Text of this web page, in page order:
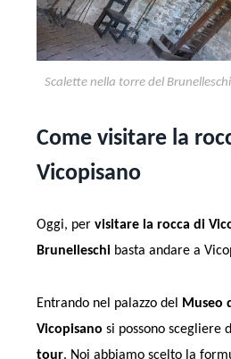
Scalette nella torre del
Come visitare la
Vicopisano
Oggi, per visitare la rocca di
Brunelleschibasta andare a
Entrando nel palazzo del
Museo
Vicopisano si possono scegliere
tour. Noi abbiamo scelto la